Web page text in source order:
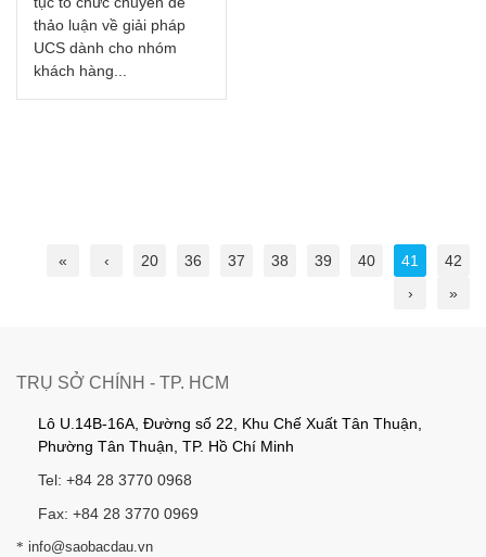
thảo luận về giải pháp
UCS dành cho nhóm
khách hàng...
« ‹ 20 36 37 38 39 40 41
42
›
»
TRỤ SỞ CHÍNH - TP. HCM
Lô U.14B-16A, Đường số 22, Khu Chế Xuất Tân Thuận,
Phường Tân Thuận, TP. Hồ Chí Minh
Tel: +84 28 3770 0968
Fax: +84 28 3770 0969
* info@saobacdau.vn